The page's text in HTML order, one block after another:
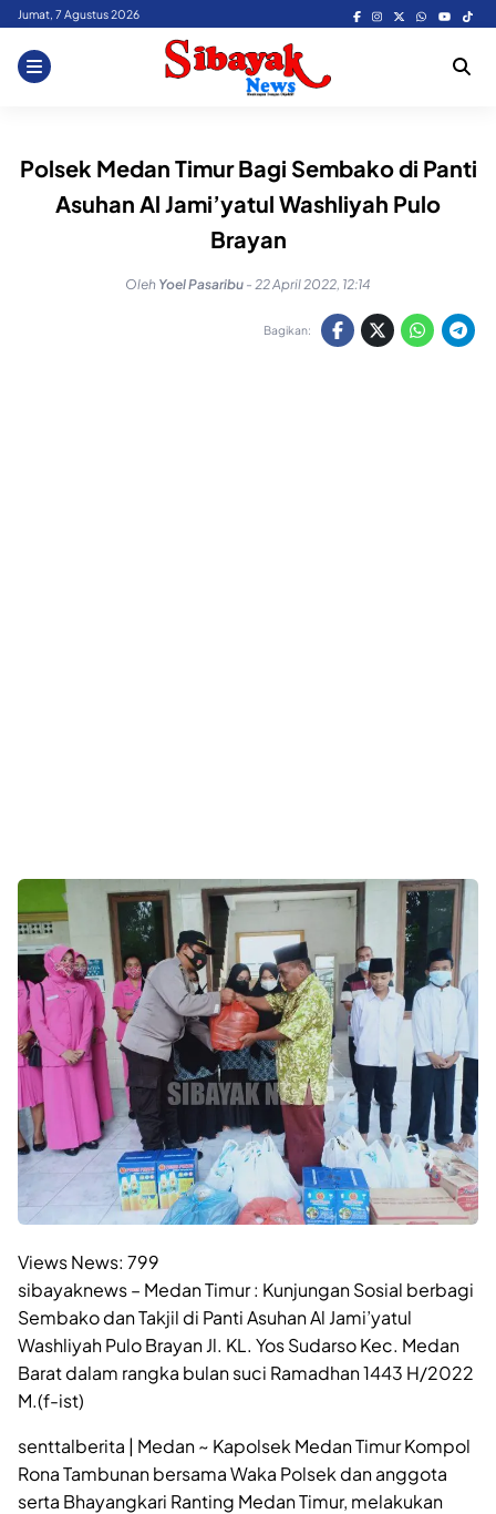
Skip
content
Jumat, 7 Agustus 2026
Polsek Medan Timur Bagi Sembako di Panti
Asuhan Al Jami’yatul Washliyah Pulo
Brayan
Oleh Yoel Pasaribu - 22 April 2022, 12:14
Bagikan:
Views News: 799
sibayaknews – Medan Timur : Kunjungan Sosial berbagi
Sembako dan Takjil di Panti Asuhan Al Jami’yatul
Washliyah Pulo Brayan Jl. KL. Yos Sudarso Kec. Medan
Barat dalam rangka bulan suci Ramadhan 1443 H/2022
M.(f-ist)
senttalberita | Medan ~ Kapolsek Medan Timur Kompol
Rona Tambunan bersama Waka Polsek dan anggota
serta Bhayangkari Ranting Medan Timur, melakukan